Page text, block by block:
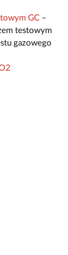
GC –
testowym
gazowego